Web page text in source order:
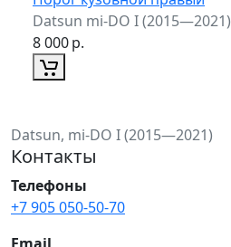
Datsun mi-DO I (2015—2021)
8 000р.
Datsun, mi-DO I (2015—2021)
Контакты
Телефоны
+7 905 050-50-70